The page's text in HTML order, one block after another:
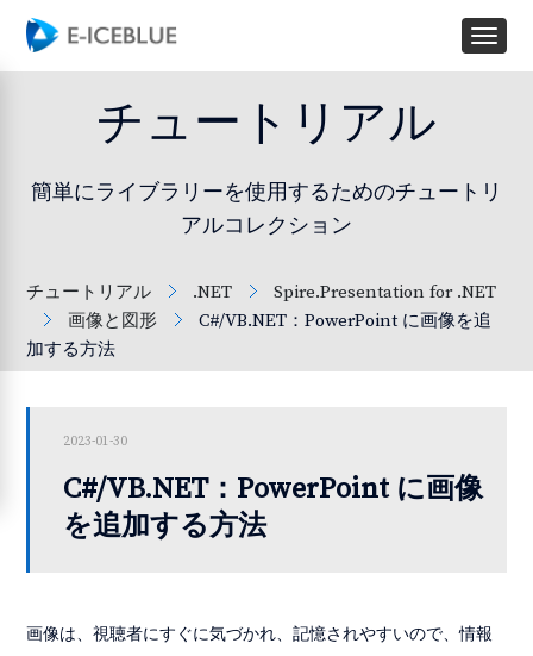
チュートリアル
簡単にライブラリーを使用するためのチュートリ
アルコレクション
チュートリアル .NET
Spire.Presentation for .NET
画像と図形
C#/VB.NET：PowerPoint に画像を追
加する方法
2023-01-30
C#/VB.NET：PowerPoint に画像
を追加する方法
画像は、視聴者にすぐに気づかれ、記憶されやすいので、情報